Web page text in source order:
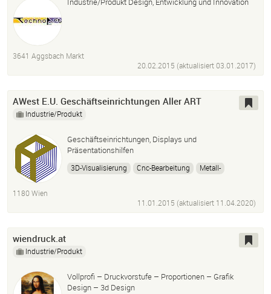
3641 Aggsbach Markt
20.02.2015 (aktualisiert03.01.2017)
AWest E.U. Geschäftseinrichtungen Aller ART
Industrie/Produkt
Geschäftseinrichtungen, Displays und
Präsentationshilfen
3D-Visualisierung Cnc-Bearbeitung
Metall-
Kunststeinverarbeitung
Fieberglass-Produkte Form
1180 Wien
11.01.2015 (aktualisiert 11.04.2020)
wiendruck.at
Industrie/Produkt
Vollprofi – Druckvorstufe – Proportionen – Grafik
Design – 3d Design